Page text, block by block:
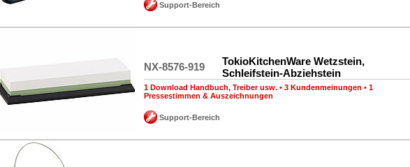
Support-Bereich
NX-8576-919
TokioKitchenWare Wetzstein,
Schleifstein-Abziehstein
1 Download Handbuch, Treiber usw. • 3 Kundenmeinungen • 1
Pressestimmen & Auszeichnungen
Support-Bereich